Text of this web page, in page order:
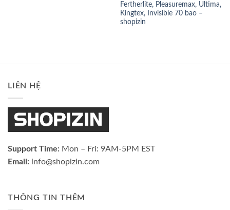
Fertherlite, Pleasuremax, Ultima,
Kingtex, Invisible 70 bao –
shopizin
LIÊN HỆ
Support Time: Mon – Fri: 9AM-5PM EST
Email: info@shopizin.com
THÔNG TIN THÊM